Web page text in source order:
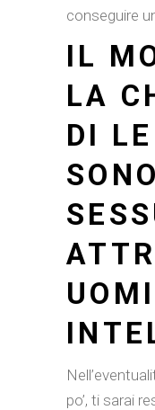
conseguire
IL
LA
DI
SONO
po’, ti sarai